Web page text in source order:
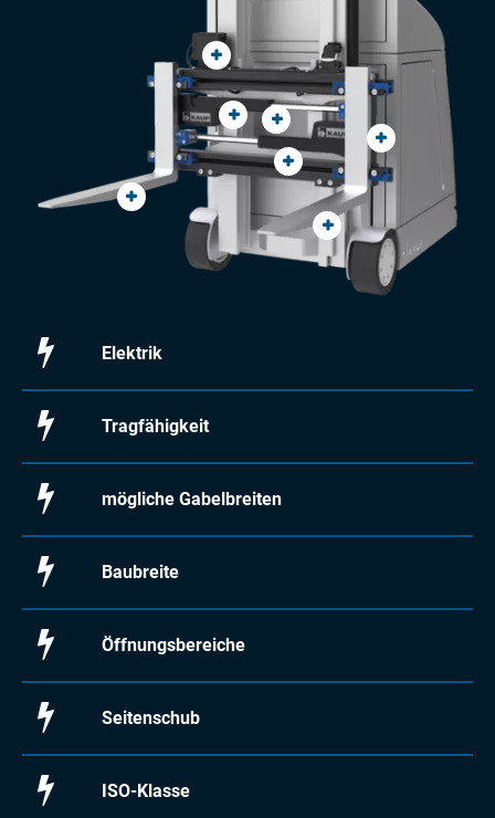
Elektrik
Tragfähigkeit
mögliche Gabelbreiten
Baubreite
Öffnungsbereiche
Seitenschub
ISO-Klasse